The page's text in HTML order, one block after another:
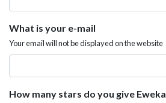
What is your e-mail
Your email will not be displayed on the website
How many stars do you give Eweka